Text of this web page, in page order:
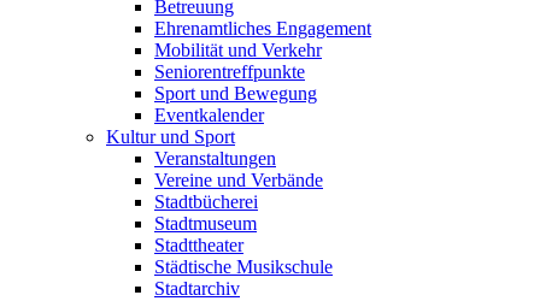
Betreuung
Ehrenamtliches Engagement
Mobilität und Verkehr
Seniorentreffpunkte
Sport und Bewegung
Eventkalender
Kultur und Sport
Veranstaltungen
Vereine und Verbände
Stadtbücherei
Stadtmuseum
Stadttheater
Städtische Musikschule
Stadtarchiv